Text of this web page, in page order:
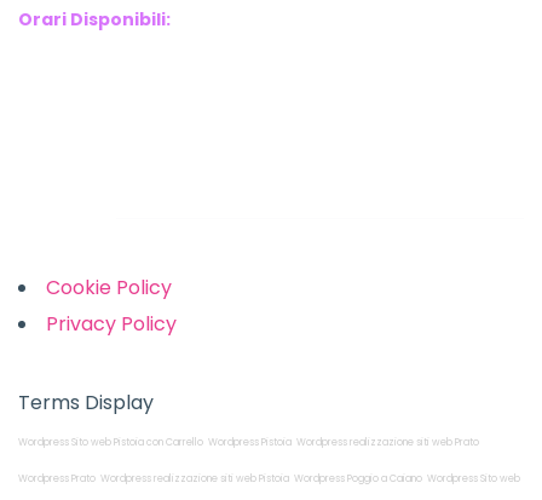
Orari Disponibili:
Cookie Policy
Privacy Policy
Terms Display
Wordpress Sito web Pistoia con Carrello Wordpress Pistoia Wordpress realizzazione siti web Prato
Wordpress Prato Wordpress realizzazione siti web Pistoia Wordpress Poggio a Caiano Wordpress Sito web